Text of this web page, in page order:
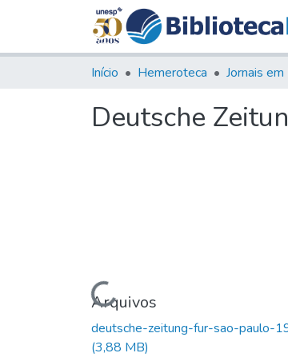
Início Hemeroteca
Deutsche
Carregando...
Arquivos
deutsche-zeitung-fur-sao-paulo-
(3,88 MB)